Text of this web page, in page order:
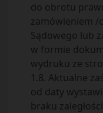
do obrotu
zamówieniem /
Sądowego lub
w formie
wydruku ze
1.8. Aktualne
od daty
braku